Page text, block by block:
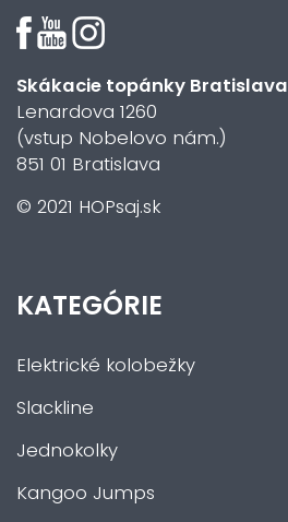
Skákacie topánky Bratislava
Lenardova 1260
(vstup Nobelovo nám.)
851 01 Bratislava
© 2021 HOPsaj.sk
KATEGÓRIE
Elektrické kolobežky
Slackline
Jednokolky
Kangoo Jumps